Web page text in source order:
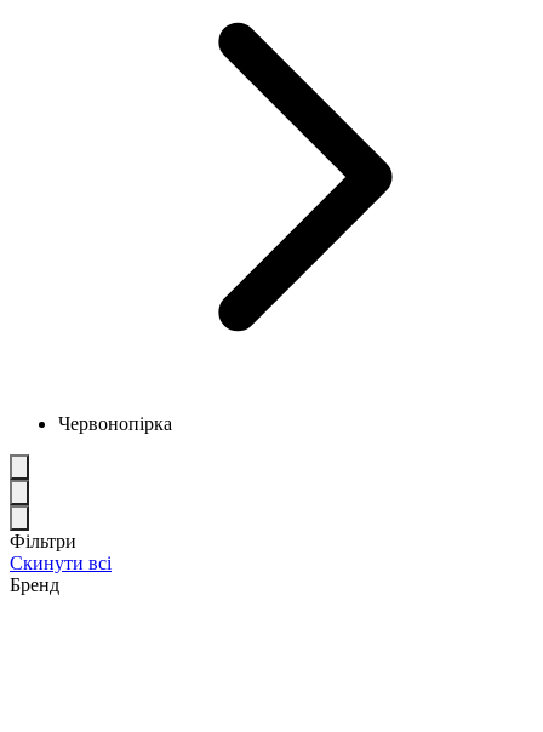
Червонопірка
Фільтри
Скинути всі
Бренд